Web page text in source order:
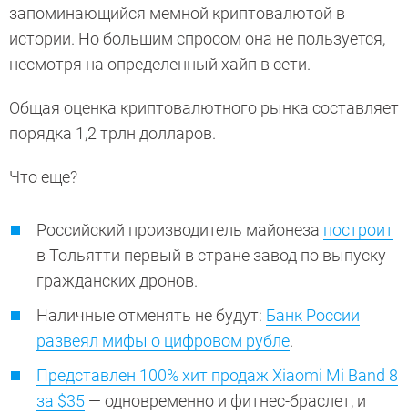
запоминающийся мемной криптовалютой в
истории. Но большим спросом она не пользуется,
несмотря на определенный хайп в сети.
Общая оценка криптовалютного рынка составляет
порядка 1,2 трлн долларов.
Что еще?
Российский производитель майонеза построит
в Тольятти первый в стране завод по выпуску
гражданских дронов.
Наличные отменять не будут: Банк России
развеял мифы о цифровом рубле.
Представлен 100% хит продаж Xiaomi Mi Band 8
за $35 — одновременно и фитнес-браслет, и